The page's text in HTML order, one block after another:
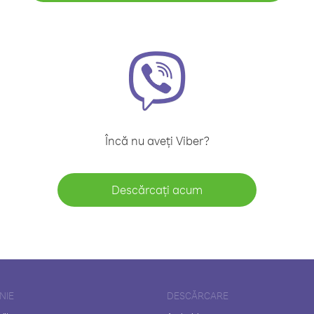
Încă nu aveți Viber?
Descărcați acum
DESCĂRCARE